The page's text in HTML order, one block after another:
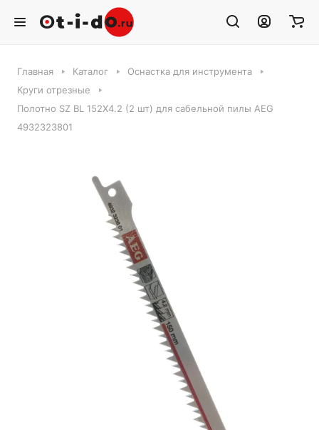
Главная Каталог
Оснастка для инструмента
Круги отрезные
Полотно SZ BL 152X4.2 (2 шт) для сабельной пилы AEG
4932323801